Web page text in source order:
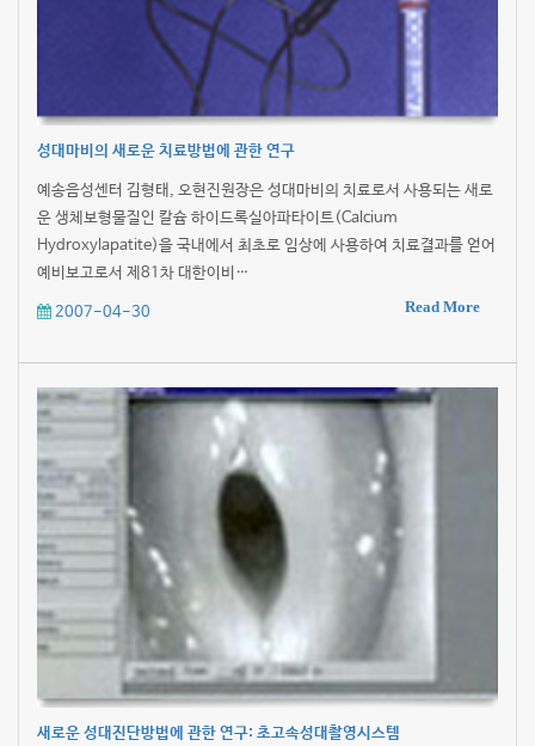
성대마비의 새로운 치료방법에 관한 연구
예송음성센터 김형태, 오현진원장은 성대마비의 치료로서 사용되는 새로
운 생체보형물질인 칼슘 하이드록실아파타이트(Calcium
Hydroxylapatite)을 국내에서 최초로 임상에 사용하여 치료결과를 얻어
예비보고로서 제81차 대한이비…
2007-04-30 Read More
새로운 성대진단방법에 관한 연구: 초고속성대촬영시스템